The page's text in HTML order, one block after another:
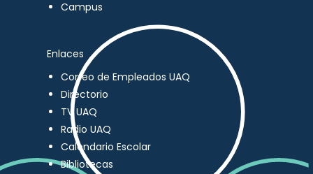
Campus
Enlaces
Correo de Empleados UAQ
Directorio
TV UAQ
Radio UAQ
Calendario Escolar
Bibliotecas